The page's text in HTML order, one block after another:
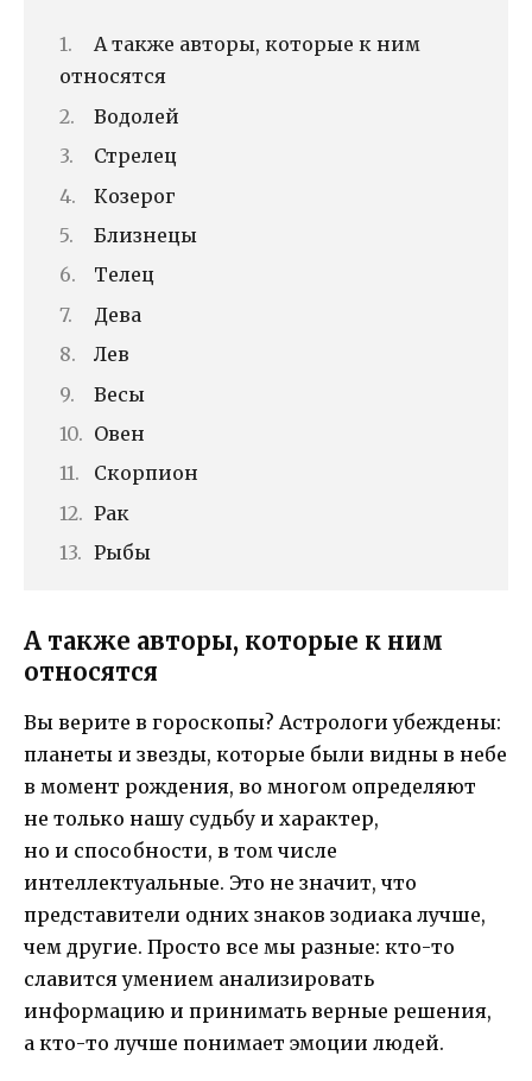
А также авторы, которые к ним
относятся
Водолей
Стрелец
Козерог
Близнецы
Телец
Дева
Лев
Весы
Овен
Скорпион
Рак
Рыбы
А также авторы, которые к ним
относятся
Вы верите в гороскопы? Астрологи убеждены:
планеты и звезды, которые были видны в небе
в момент рождения, во многом определяют
не только нашу судьбу и характер,
но и способности, в том числе
интеллектуальные. Это не значит, что
представители одних знаков зодиака лучше,
чем другие. Просто все мы разные: кто-то
славится умением анализировать
информацию и принимать верные решения,
а кто-то лучше понимает эмоции людей.